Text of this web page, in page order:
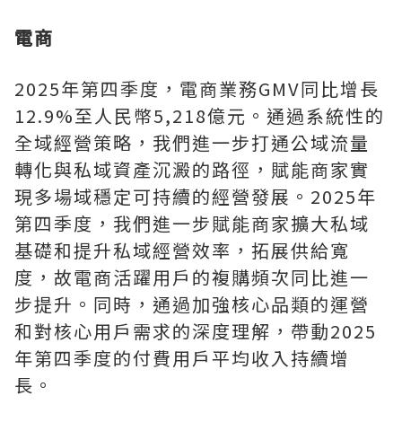
電商
2025年第四季度，電商業務GMV同比增長
12.9%至人民幣5,218億元。通過系統性的
全域經營策略，我們進一步打通公域流量
轉化與私域資產沉澱的路徑，賦能商家實
現多場域穩定可持續的經營發展。2025年
第四季度，我們進一步賦能商家擴大私域
基礎和提升私域經營效率，拓展供給寬
度，故電商活躍用戶的複購頻次同比進一
步提升。同時，通過加強核心品類的運營
和對核心用戶需求的深度理解，帶動2025
年第四季度的付費用戶平均收入持續增
長。